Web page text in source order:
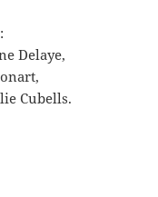
Delaye,
Cubells.